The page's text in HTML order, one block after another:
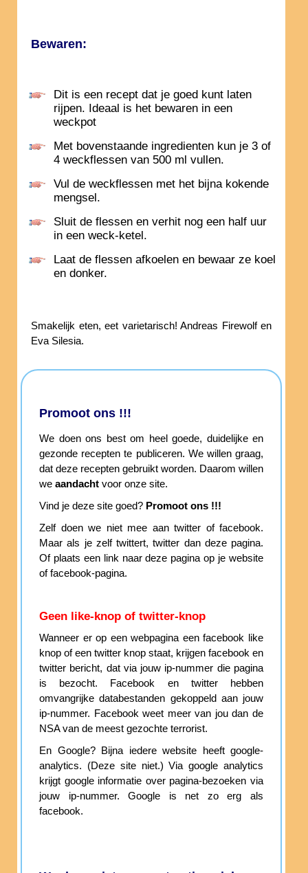
Bewaren:
Dit is een recept dat je goed kunt laten
rijpen. Ideaal is het bewaren in een
weckpot
Met bovenstaande ingredienten kun je 3 of
4 weckflessen van 500 ml vullen.
Vul de weckflessen met het bijna kokende
mengsel.
Sluit de flessen en verhit nog een half uur
in een weck-ketel.
Laat de flessen afkoelen en bewaar ze koel
en donker.
Smakelijk eten, eet varietarisch! Andreas Firewolf en
Eva Silesia.
Promoot ons !!!
We doen ons best om heel goede, duidelijke en
gezonde recepten te publiceren. We willen graag,
dat deze recepten gebruikt worden. Daarom willen
we aandacht voor onze site.
Vind je deze site goed? Promoot ons !!!
Zelf doen we niet mee aan twitter of facebook.
Maar als je zelf twittert, twitter dan deze pagina.
Of plaats een link naar deze pagina op je website
of facebook-pagina.
Geen like-knop of twitter-knop
Wanneer er op een webpagina een facebook like
knop of een twitter knop staat, krijgen facebook en
twitter bericht, dat via jouw ip-nummer die pagina
is bezocht. Facebook en twitter hebben
omvangrijke databestanden gekoppeld aan jouw
ip-nummer. Facebook weet meer van jou dan de
NSA van de meest gezochte terrorist.
En Google? Bijna iedere website heeft google-
analytics. (Deze site niet.) Via google analytics
krijgt google informatie over pagina-bezoeken via
jouw ip-nummer. Google is net zo erg als
facebook.